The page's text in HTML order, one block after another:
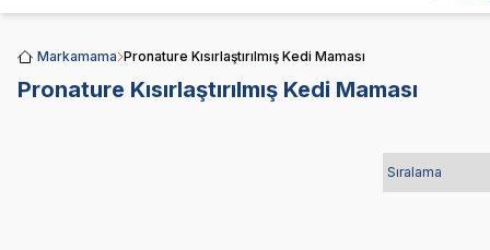
Markamama Pronature Kısırlaştırılmış Kedi Maması
Pronature Kısırlaştırılmış Kedi Maması